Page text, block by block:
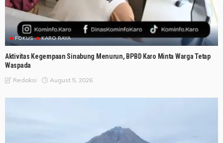
FOKUS KARO RAYA
Aktivitas Kegempaan Sinabung Menurun, BPBD Karo Minta Warga Tetap
Waspada
Redaksi August 5, 2026